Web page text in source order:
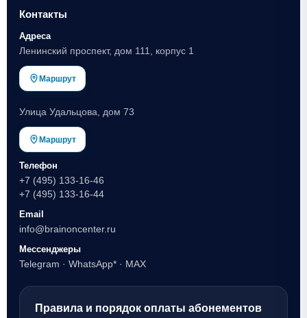
Контакты
Адреса
Ленинский проспект, дом 111, корпус 1
Маршрут
Улица Удальцова, дом 73
Маршрут
Телефон
+7 (495) 133-16-46
+7 (495) 133-16-44
Email
info@brainoncenter.ru
Мессенджеры
Telegram · WhatsApp* · MAX
Правила и порядок оплаты абонементов